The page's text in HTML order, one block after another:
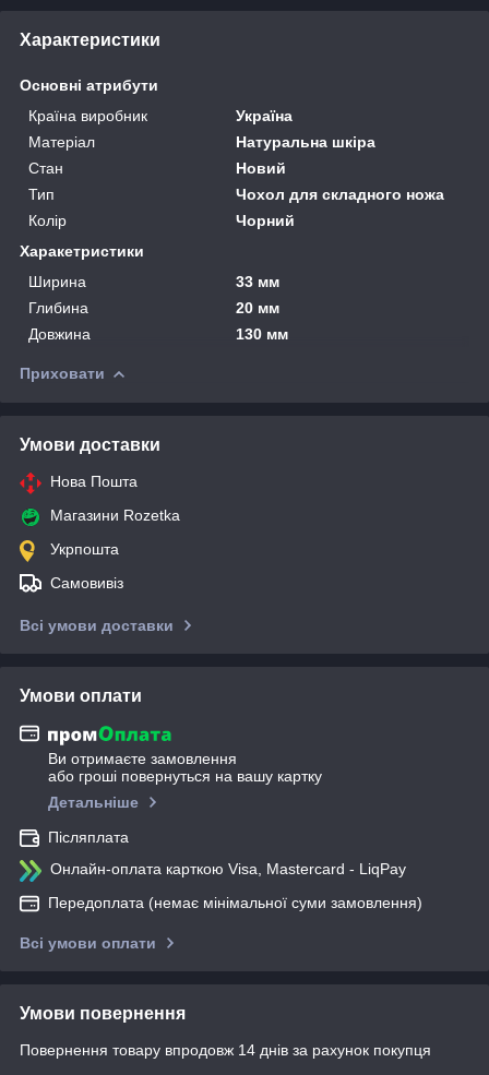
Характеристики
Основні атрибути
Країна виробник
Україна
Матеріал
Натуральна шкіра
Стан
Новий
Тип
Чохол для складного ножа
Колір
Чорний
Харакетристики
Ширина
33 мм
Глибина
20 мм
Довжина
130 мм
Приховати
Умови доставки
Нова Пошта
Магазини Rozetka
Укрпошта
Самовивіз
Всі умови доставки
Умови оплати
Ви отримаєте замовлення
або гроші повернуться на вашу картку
Детальніше
Післяплата
Онлайн-оплата карткою Visa, Mastercard - LiqPay
Передоплата (немає мінімальної суми замовлення)
Всі умови оплати
Умови повернення
Повернення товару впродовж 14 днів за рахунок покупця